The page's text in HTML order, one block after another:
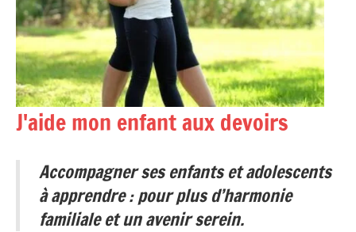
J'aide mon enfant aux devoirs
Accompagner
enfants
adolescents
Accompagner ses enfants et adolescents
à apprendre : pour plus d’harmonie
familiale et un avenir serein.